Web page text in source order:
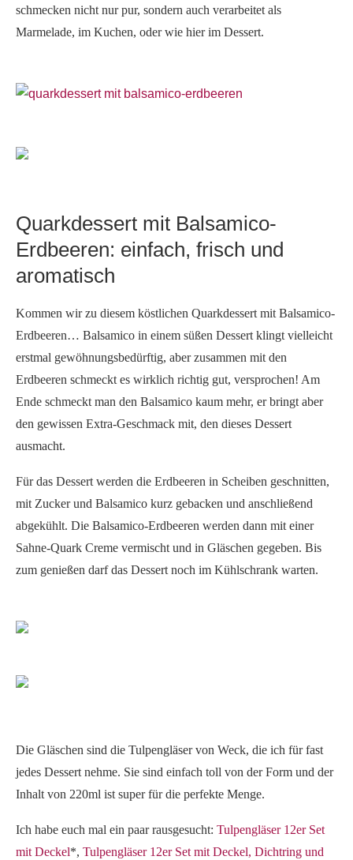
schmecken nicht nur pur, sondern auch verarbeitet als
Marmelade, im Kuchen, oder wie hier im Dessert.
Quarkdessert mit Balsamico-
Erdbeeren: einfach, frisch und
aromatisch
Kommen wir zu diesem köstlichen Quarkdessert mit Balsamico-
Erdbeeren… Balsamico in einem süßen Dessert klingt vielleicht
erstmal gewöhnungsbedürftig, aber zusammen mit den
Erdbeeren schmeckt es wirklich richtig gut, versprochen! Am
Ende schmeckt man den Balsamico kaum mehr, er bringt aber
den gewissen Extra-Geschmack mit, den dieses Dessert
ausmacht.
Für das Dessert werden die Erdbeeren in Scheiben geschnitten,
mit Zucker und Balsamico kurz gebacken und anschließend
abgekühlt. Die Balsamico-Erdbeeren werden dann mit einer
Sahne-Quark Creme vermischt und in Gläschen gegeben. Bis
zum genießen darf das Dessert noch im Kühlschrank warten.
Die Gläschen sind die Tulpengläser von Weck, die ich für fast
jedes Dessert nehme. Sie sind einfach toll von der Form und der
Inhalt von 220ml ist super für die perfekte Menge.
Ich habe euch mal ein paar rausgesucht: Tulpengläser 12er Set
mit Deckel*, Tulpengläser 12er Set mit Deckel, Dichtring und